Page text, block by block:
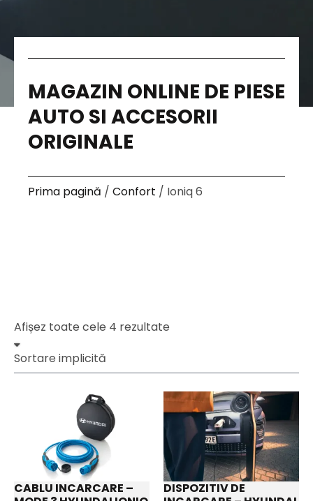
MAGAZIN ONLINE DE PIESE
AUTO SI ACCESORII
ORIGINALE
Prima pagină / Confort / Ioniq 6
Afișez toate cele 4 rezultate
CABLU INCARCARE –
DISPOZITIV DE